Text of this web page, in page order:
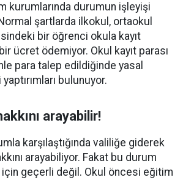
kurumlarında durumun işleyişi
şartlarda ilkokul, ortaokul
bir öğrenci okula kayıt
ücret ödemiyor. Okul kayıt parası
para talep edildiğinde yasal
bulunuyor.
arayabilir!
karşılaştığında valiliğe giderek
arayabiliyor. Fakat bu durum
için geçerli değil. Okul öncesi eğitim